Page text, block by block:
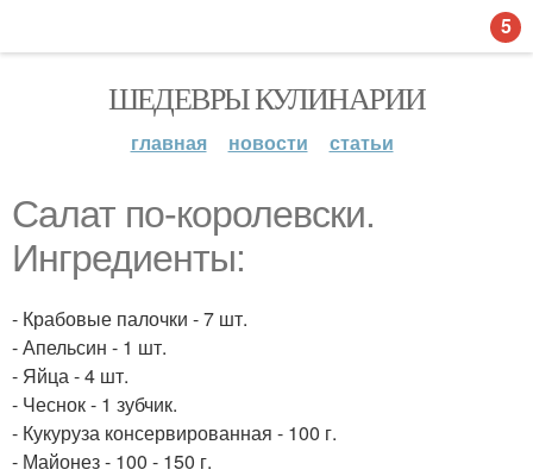
ШЕДЕВРЫ КУЛИНАРИИ
главная новости статьи
Салат по-королевски.
Ингредиенты:
- Крабовые палочки - 7 шт.
- Апельсин - 1 шт.
- Яйца - 4 шт.
- Чеснок - 1 зубчик.
- Кукуруза консервированная - 100 г.
- Майонез - 100 - 150 г.
5